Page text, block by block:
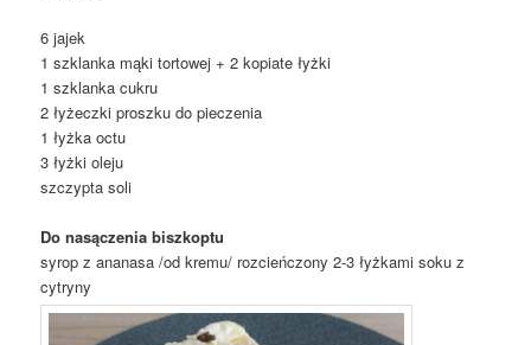
6 jajek
1 szklanka mąki tortowej + 2 kopiate łyżki
1 szklanka cukru
2 łyżeczki proszku do pieczenia
1 łyżka octu
3 łyżki oleju
szczypta soli
Do nasączenia biszkoptu
syrop z ananasa /od kremu/ rozcieńczony 2-3 łyżkami soku z
cytryny